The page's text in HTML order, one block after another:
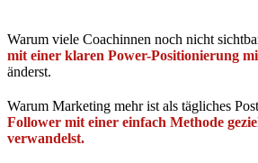
Warum viele Coachinnen noch nicht
mit einer klaren Power-Positionierung
änderst.
Warum Marketing mehr ist als tägliches
Follower mit einer einfach Methode
verwandelst.